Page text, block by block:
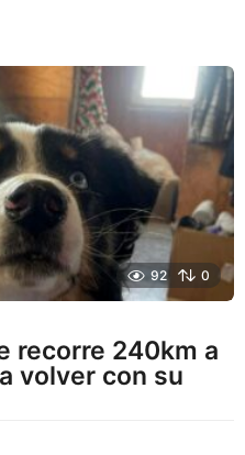
92 0
recorre 240km a
volver con su